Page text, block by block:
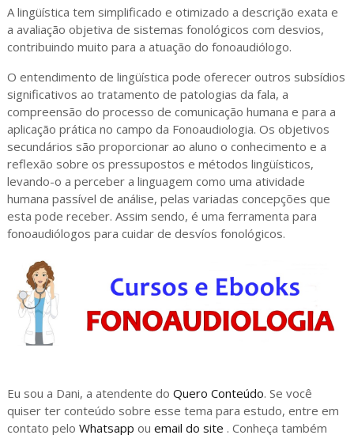
A lingüística tem simplificado e otimizado a descrição exata e
a avaliação objetiva de sistemas fonológicos com desvios,
contribuindo muito para a atuação do fonoaudiólogo.
O entendimento de lingüística pode oferecer outros subsídios
significativos ao tratamento de patologias da fala, a
compreensão do processo de comunicação humana e para a
aplicação prática no campo da Fonoaudiologia. Os objetivos
secundários são proporcionar ao aluno o conhecimento e a
reflexão sobre os pressupostos e métodos lingüísticos,
levando-o a perceber a linguagem como uma atividade
humana passível de análise, pelas variadas concepções que
esta pode receber. Assim sendo, é uma ferramenta para
fonoaudiólogos para cuidar de desvíos fonológicos.
Eu sou a Dani, a atendente do Quero Conteúdo. Se você
quiser ter conteúdo sobre esse tema para estudo, entre em
contato pelo Whatsapp ou email do site . Conheça também